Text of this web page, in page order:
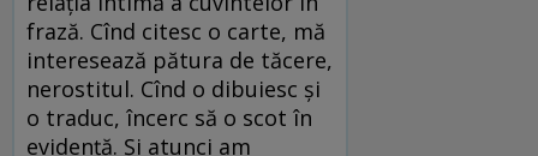
frază. Cînd citesc o carte, mă
interesează pătura de tăcere,
nerostitul. Cînd o dibuiesc şi
o traduc, încerc să o scot în
evidenţă. Şi atunci am